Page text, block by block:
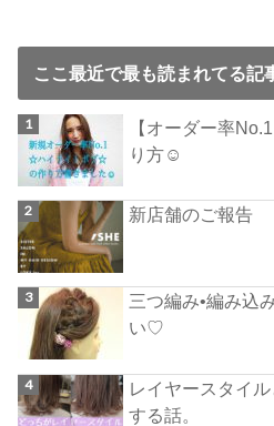
ここ最近で最も読まれてる記
【オーダー率
り方☺︎
新店舗のご報告
三つ編み•編み込
い♡
レイヤースタイ
する話。